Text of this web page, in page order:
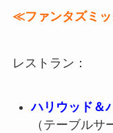
≪ファンタズミ
レストラン：
ハリウッド＆
（テーブルサ